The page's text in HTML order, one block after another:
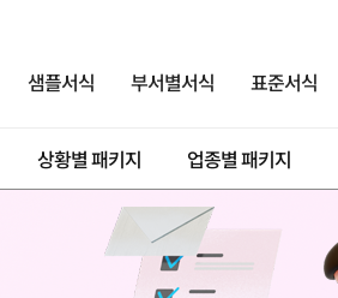
샘플서식 부서별서식 표준서식
상황별 패키지 업종별 패키지